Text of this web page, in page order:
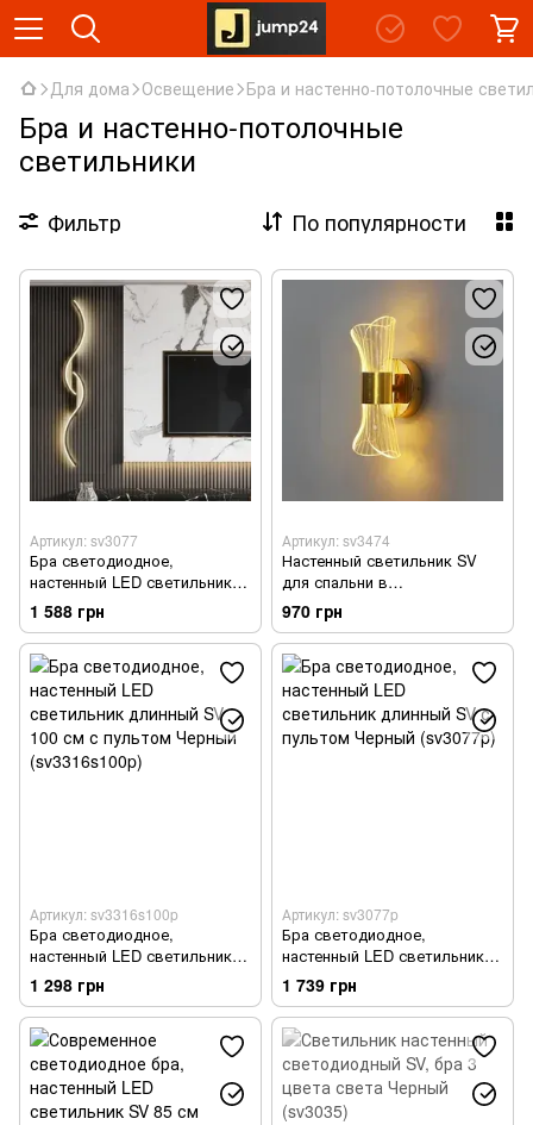
Для дома Освещение Бра и настенно-потолочные
Бра и настенно-потолочные
светильники
Фильтр По популярности
Артикул: sv3077
Бра светодиодное,
настенный LED светильник
длинный SV 80 см Черный
(sv3077)
1 588 грн
Артикул: sv3474
Настенный светильник SV
для спальни в
скандинавском стиле 2200-
6000k 3 режима Золотистый
(sv3474)
970 грн
Артикул: sv3316s100p
Бра светодиодное,
настенный LED светильник
длинный SV 100 см с
пультом Черный
(sv3316s100p)
1 298 грн
Артикул: sv3077p
Бра светодиодное,
настенный LED светильник
длинный SV с пультом
Черный (sv3077p)
1 739 грн